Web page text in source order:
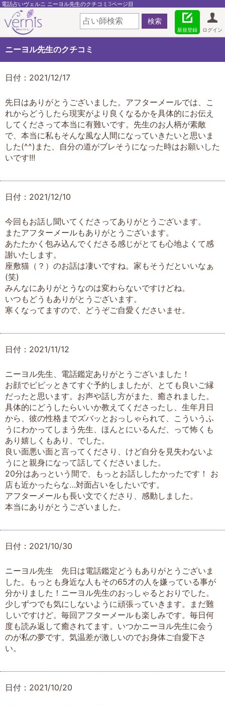
電話占いヴェルニ ニーヨル先生のクチコミ3ページ目
ログイン
新規登録
ニーヨル先生のクチコミ
日付：2021/12/17
先日はありがとうございました。アフターメールでは、こ
れからどうしたら現実がより良くなるかを具体的にお伝え
してくださって本当に有難いです。先生のお人柄が素敵
で、本当に私もそんな風な人間になっていきたいと思いま
した(^^)また、自分の道がブレそうになった時はお願いした
いです!!!
日付：2021/12/10
今回もお話し聞いてくださってありがとうございます。
またアフターメールもありがとうございます。
あたたかく包み込んでくださる感じがとても心地よくて感
謝いたします。
座敷猫（？）のお話は凄いですね。家もそうだといいなぁ
(笑)
みんなにありがとうなのは変わらないですけどね。
いつもどうもありがとうございます。
寒くなってますので、どうぞご自愛くださいませ。
日付：2021/11/12
ニーヨル先生、電話鑑定ありがとうございました！
お顔でピピッときてすぐ予約しましたが、とても良いご縁
だったと思います。お声や話し方がまた、癒されました。
具体的にどうしたらいいか教えてくださったし、生年月日
から、彼の性格までズバッとおっしゃられて、こういうふ
うにわかってしまう先生、ほんとにいるんだ、って怖くも
あり嬉しくもあり、でした。
良い面悪い面と言ってくださり、けど自分を見失わないよ
うにと親身になって話してくださいました。
20分はあっという間で、もっとお話ししたかったです！ お
店も近かったらな…対面占いをしたいです。
アフターメールも長い文でくださり、感動しました。
本当にありがとうございました。
日付：2021/10/30
ニーヨル先生 先日は電話鑑定どうもありがとうございま
した。もっとも身近な人もその65才の人を嫌っている事が
分かりました！ニーヨル先生のおっしゃるとおりでした。
少しずつでも気にしないように頑張っていきます。まだ難
しいですけど。毎回アフターメールも楽しみです。毎日何
度も読み返して癒されてます。いつかニーヨル先生に会う
のが私の夢です。気温差が激しいのでお身体ご自愛下さ
い。
日付：2021/10/20